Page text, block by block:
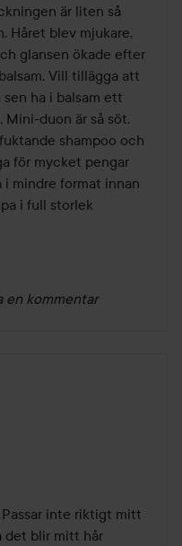
är liten så
Håret blev mjukare,
glansen ökade efter
Vill tillägga att
ha i balsam ett
duon är så söt.
shampoo och
för mycket pengar
mindre format innan
en kommentar
Creator.
skapades 4 år
inte riktigt mitt
det blir mitt hår